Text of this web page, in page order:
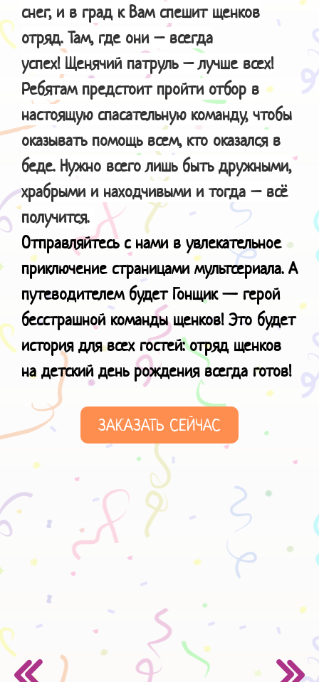
снег, и в град к Вам спешит щенков
отряд. Там, где они – всегда
успех! Щенячий патруль – лучше всех!
Ребятам предстоит пройти отбор в
настоящую спасательную команду, чтобы
оказывать помощь всем, кто оказался в
беде. Нужно всего лишь быть дружными,
храбрыми и находчивыми и тогда – всё
получится.
Отправляйтесь с нами в увлекательное
приключение страницами мультсериала. А
путеводителем будет Гонщик — герой
бесстрашной команды щенков! Это будет
история для всех гостей: отряд щенков
на детский день рождения всегда готов!
ЗАКАЗАТЬ СЕЙЧАС